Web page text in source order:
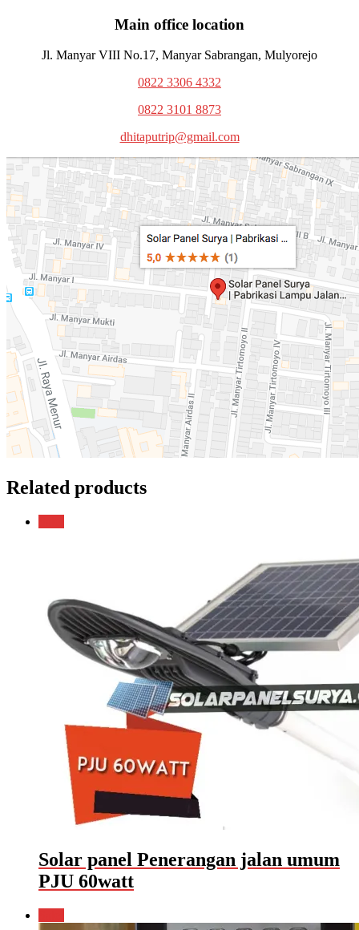
Main office location
Jl. Manyar VIII No.17, Manyar Sabrangan, Mulyorejo
0822 3306 4332
0822 3101 8873
dhitaputrip@gmail.com
Related products
Solar panel Penerangan jalan umum
PJU 60watt